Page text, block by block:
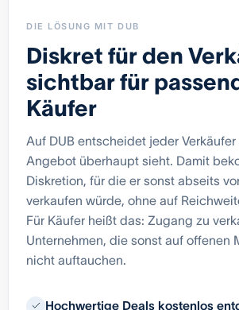
DIE LÖSUNG MIT DUB
Diskret für den
sichtbar für
Käufer
Auf DUB entscheidet jeder
Angebot überhaupt sieht. Damit
Diskretion, für die er sonst abseits
verkaufen würde, ohne auf
Für Käufer heißt das: Zugang zu
Unternehmen, die sonst auf offenen
nicht auftauchen.
Hochwertige Deals kostenlos